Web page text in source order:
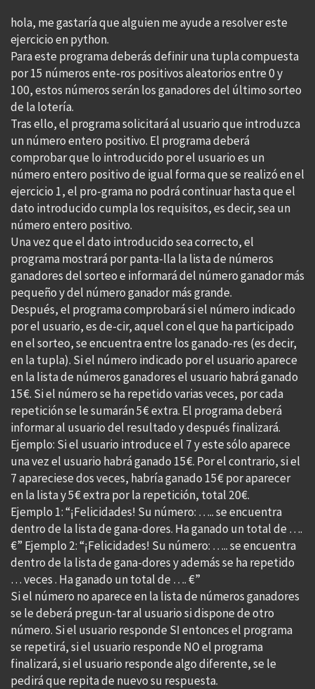
hola, me gastaría que alguien me ayude a resolver este
ejercicio en python.
Para este programa deberás definir una tupla compuesta
por 15 números ente-ros positivos aleatorios entre 0 y
100, estos números serán los ganadores del último sorteo
de la lotería.
Tras ello, el programa solicitará al usuario que introduzca
un número entero positivo. El programa deberá
comprobar que lo introducido por el usuario es un
número entero positivo de igual forma que se realizó en el
ejercicio 1, el pro-grama no podrá continuar hasta que el
dato introducido cumpla los requisitos, es decir, sea un
número entero positivo.
Una vez que el dato introducido sea correcto, el
programa mostrará por panta-lla la lista de números
ganadores del sorteo e informará del número ganador más
pequeño y del número ganador más grande.
Después, el programa comprobará si el número indicado
por el usuario, es de-cir, aquel con el que ha participado
en el sorteo, se encuentra entre los ganado-res (es decir,
en la tupla). Si el número indicado por el usuario aparece
en la lista de números ganadores el usuario habrá ganado
15€. Si el número se ha repetido varias veces, por cada
repetición se le sumarán 5€ extra. El programa deberá
informar al usuario del resultado y después finalizará.
Ejemplo: Si el usuario introduce el 7 y este sólo aparece
una vez el usuario habrá ganado 15€. Por el contrario, si el
7 apareciese dos veces, habría ganado 15€ por aparecer
en la lista y 5€ extra por la repetición, total 20€.
Ejemplo 1: “¡Felicidades! Su número: ….. se encuentra
dentro de la lista de gana-dores. Ha ganado un total de ….
€” Ejemplo 2: “¡Felicidades! Su número: ….. se encuentra
dentro de la lista de gana-dores y además se ha repetido
… veces . Ha ganado un total de …. €”
Si el número no aparece en la lista de números ganadores
se le deberá pregun-tar al usuario si dispone de otro
número. Si el usuario responde SI entonces el programa
se repetirá, si el usuario responde NO el programa
finalizará, si el usuario responde algo diferente, se le
pedirá que repita de nuevo su respuesta.